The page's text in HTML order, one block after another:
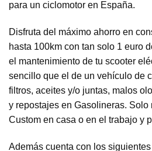
para un ciclomotor en España.
Disfruta del máximo ahorro en
hasta 100km con tan solo 1 euro
el mantenimiento de tu scooter
sencillo que el de un vehículo de
filtros, aceites y/o juntas, malos
y repostajes en Gasolineras. Solo
Custom en casa o en el trabajo y
Además cuenta con los